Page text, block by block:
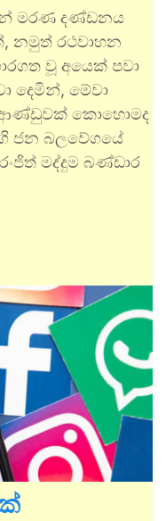
මරණ දණ්ඩනය
නමුත් රථවාහන
වූ අයෙක් පවා
දෙමින්, මේවා
ආණ්ඩුවක් කොහොමද
ජන බලවේගයේ
මද්දුම බණ්ඩාර